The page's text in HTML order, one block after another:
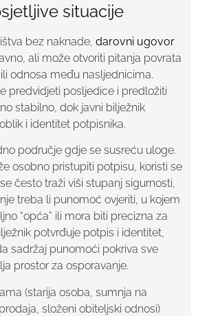
situacije
bez naknade, darovni ugovor
ali može otvoriti pitanja povrata
odnosa među nasljednicima.
predvidjeti posljedice i predložiti
stabilno, dok javni bilježnik
i identitet potpisnika.
područje gdje se susreću uloge.
osobno pristupiti potpisu, koristi se
često traži viši stupanj sigurnosti,
treba li punomoć ovjeriti, u kojem
“opća” ili mora biti precizna za
potvrđuje potpis i identitet,
sadržaj punomoći pokriva sve
prostor za osporavanje.
(starija osoba, sumnja na
složeni obiteljski odnosi)